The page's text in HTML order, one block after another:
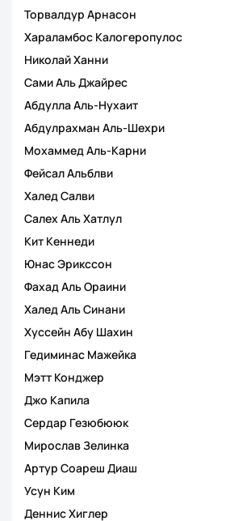
Торвалдур Арнасон
Хараламбос Калогеропулос
Николай Ханни
Сами Аль Джайрес
Абдулла Аль-Нухаит
Абдулрахман Аль-Шехри
Мохаммед Аль-Карни
Фейсал Альблви
Халед Салви
Салех Аль Хатлул
Кит Кеннеди
Юнас Эрикссон
Фахад Аль Ораини
Халед Аль Синани
Хуссейн Абу Шахин
Гедиминас Мажейка
Мэтт Конджер
Джо Капила
Сердар Гезюбююк
Мирослав Зелинка
Артур Соареш Диаш
Усун Ким
Деннис Хиглер